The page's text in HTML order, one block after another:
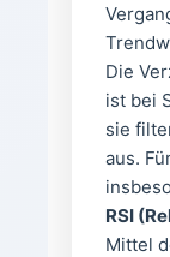
Die
ist bei
sie
aus.
RSI
Mittel